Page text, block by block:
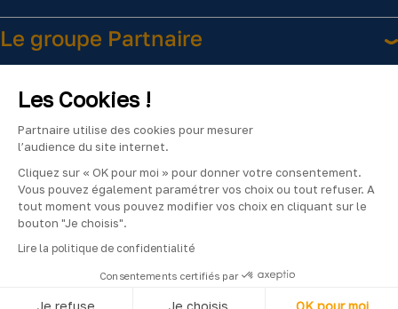
Le groupe Partnaire
Liens utiles
©Partnaire
Facebook
Instagram
Les Cookies !
Partnaire utilise des cookies pour mesurer
l’audience du site internet.
Cliquez sur « OK pour moi » pour donner votre consentement.
Vous pouvez également paramétrer vos choix ou tout refuser. A
tout moment vous pouvez modifier vos choix en cliquant sur le
bouton "Je choisis".
Lire la politique de confidentialité
Consentements certifiés par
Je refuse Je choisis OK pour moi